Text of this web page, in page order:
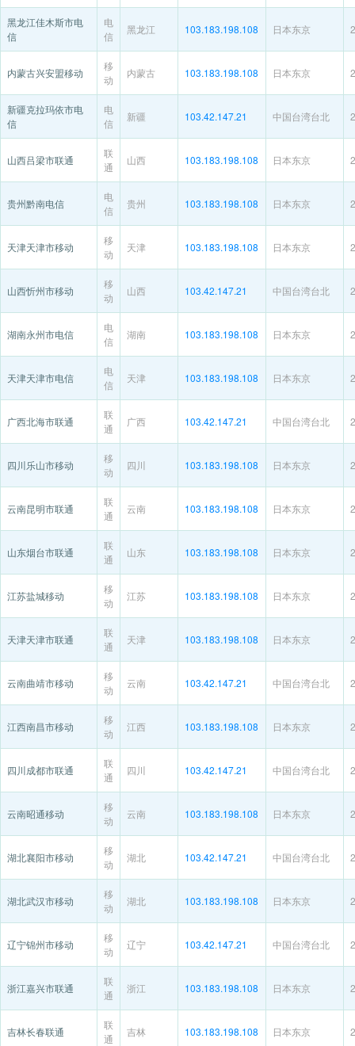
黑龙江佳木斯市电
信
电
信
黑龙江 103.183.198.108 日本东京
内蒙古兴安盟移动
移
动
内蒙古 103.183.198.108 日本东京
新疆克拉玛依市电
信
电
信
新疆 103.42.147.21 中国台湾台北
山西吕梁市联通
联
通
山西 103.183.198.108 日本东京
贵州黔南电信
电
信
贵州 103.183.198.108 日本东京
天津天津市移动
移
动
天津 103.183.198.108 日本东京
山西忻州市移动
移
动
山西 103.42.147.21 中国台湾台北
湖南永州市电信
电
信
湖南 103.183.198.108 日本东京
天津天津市电信
电
信
天津 103.183.198.108 日本东京
广西北海市联通
联
通
广西 103.42.147.21 中国台湾台北
四川乐山市移动
移
动
四川 103.183.198.108 日本东京
云南昆明市联通
联
通
云南 103.183.198.108 日本东京
山东烟台市联通
联
通
山东 103.183.198.108 日本东京
江苏盐城移动
移
动
江苏 103.183.198.108 日本东京
天津天津市联通
联
通
天津 103.183.198.108 日本东京
云南曲靖市移动
移
动
云南 103.42.147.21 中国台湾台北
江西南昌市移动
移
动
江西 103.183.198.108 日本东京
四川成都市联通
联
通
四川 103.42.147.21 中国台湾台北
云南昭通移动
移
动
云南 103.183.198.108 日本东京
湖北襄阳市移动
移
动
湖北 103.42.147.21 中国台湾台北
湖北武汉市移动
移
动
湖北 103.183.198.108 日本东京
辽宁锦州市移动
移
动
辽宁 103.42.147.21 中国台湾台北
浙江嘉兴市联通
联
通
浙江 103.183.198.108 日本东京
吉林长春联通
联
通
吉林 103.183.198.108 日本东京